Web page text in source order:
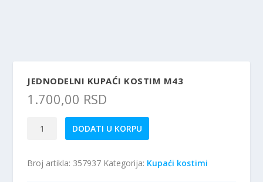
JEDNODELNI KUPAĆI KOSTIM M43
1.700,00 RSD
M43
DODATI U KORPU
Broj artikla: 357937 Kategorija: Kupaći kostimi